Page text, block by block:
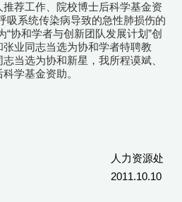
荐工作、院校博士后科学基金资
吸系统传染病导致的急性肺损伤的
“协和学者与创新团队发展计划”创
业同志当选为协和学者特聘教
当选为协和新星，我所程谟斌、
学基金资助。
源处